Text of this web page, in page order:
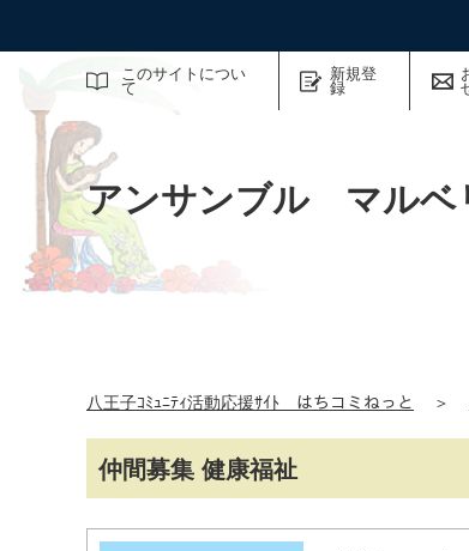
このサイトについ
て
新規登
録
サイト内検索
アンサンブル マルベ
八王子ｺﾐｭﾆﾃｨ活動応援ｻｲﾄ はちコミねっと ＞
仲間募集 健康福祉